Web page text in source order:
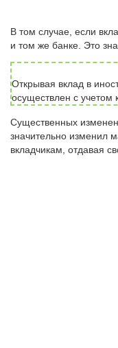
В том случае, если
и том же банке. Это
Открывая вклад в
осуществлен с учетом
Существенных
значительно изменил
вкладчикам, отдавая